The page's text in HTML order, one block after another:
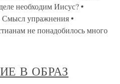
необходим Иисус? •
упражнения •
не понадобилось много
В ОБРАЗ